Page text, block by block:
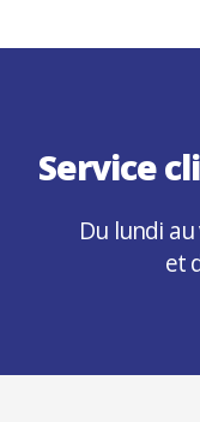
Service
Du lundi
et